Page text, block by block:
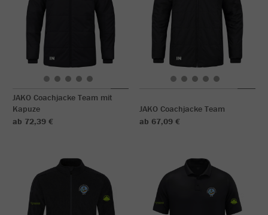
JAKO Coachjacke Team mit
Kapuze
ab 72,39 €
JAKO Coachjacke Team
ab 67,09 €